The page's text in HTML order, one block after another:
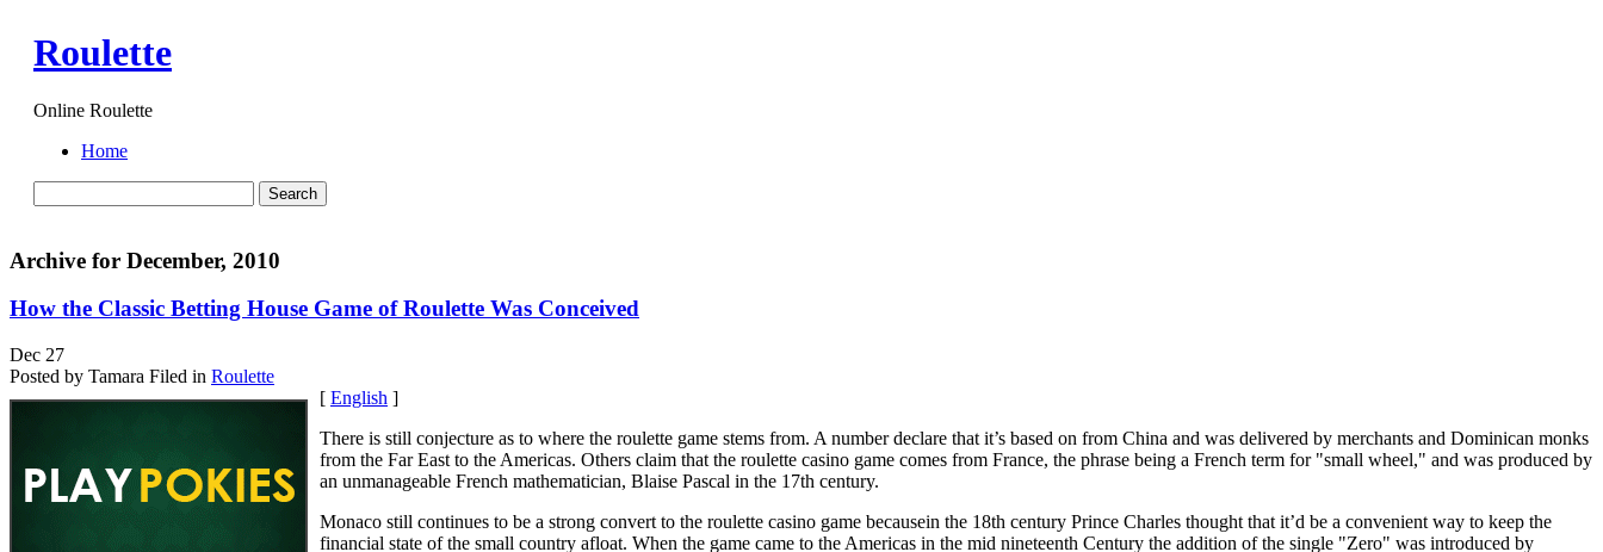
Roulette
Online Roulette
Home
Archive for December, 2010
How the Classic Betting House Game of Roulette Was Conceived
Dec 27
Posted by Tamara Filed in Roulette
[ English ]
There is still conjecture as to where the roulette game stems from. A number declare that it’s based on from China and was delivered by merchants and Dominican monks
from the Far East to the Americas. Others claim that the roulette casino game comes from France, the phrase being a French term for "small wheel," and was produced by
an unmanageable French mathematician, Blaise Pascal in the 17th century.
Monaco still continues to be a strong convert to the roulette casino game becausein the 18th century Prince Charles thought that it’d be a convenient way to keep the
financial state of the small country afloat. When the game came to the Americas in the mid nineteenth Century the addition of the single "Zero" was introduced by